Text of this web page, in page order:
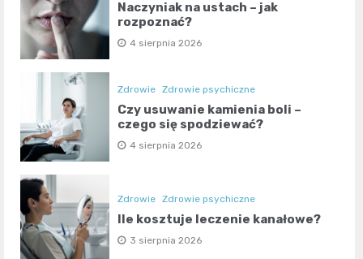
Naczyniak na ustach – jak
rozpoznać?
4 sierpnia 2026
Zdrowie Zdrowie psychiczne
Czy usuwanie kamienia boli –
czego się spodziewać?
4 sierpnia 2026
Zdrowie Zdrowie psychiczne
Ile kosztuje leczenie kanałowe?
3 sierpnia 2026